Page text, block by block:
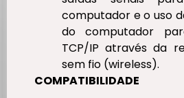
computador e o uso
do computador
TCP/IP através da
sem fio (wireless).
COMPATIBILIDADE